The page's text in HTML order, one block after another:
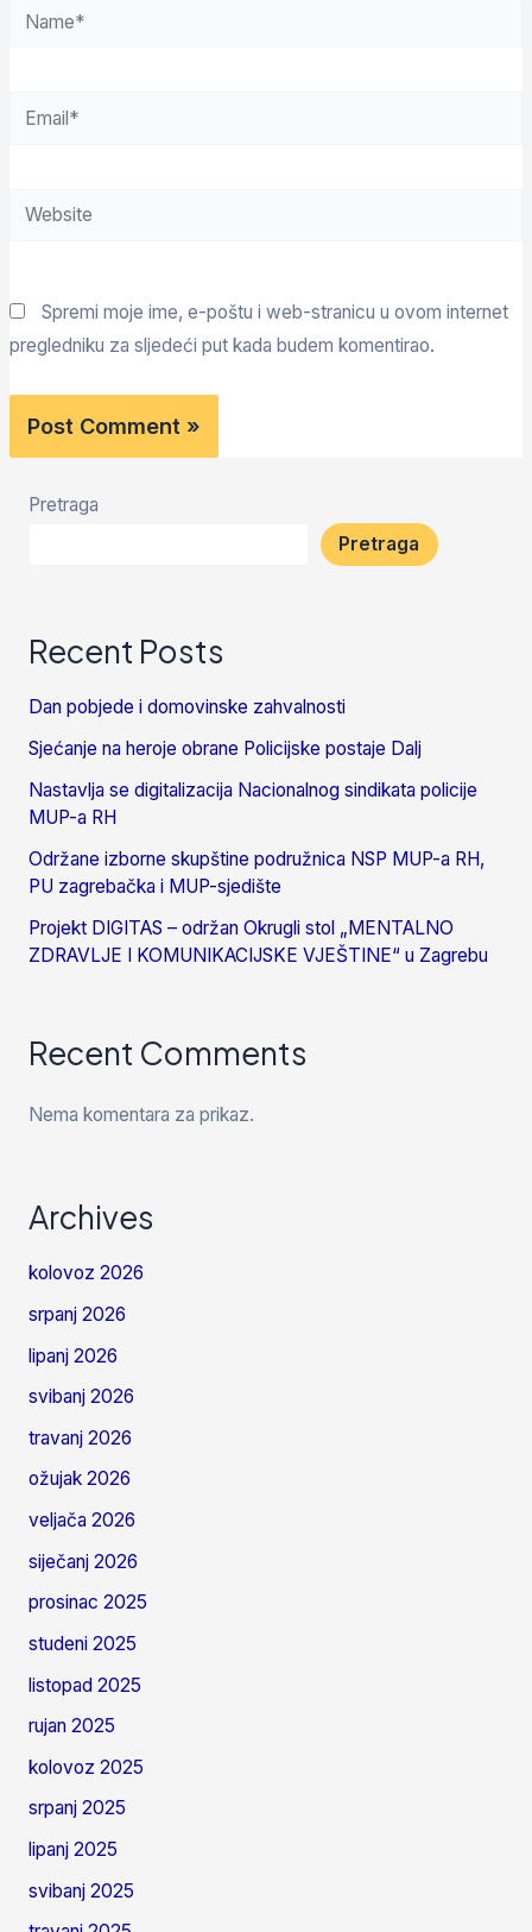
Spremi moje ime, e-poštu i web-stranicu u ovom internet
pregledniku za sljedeći put kada budem komentirao.
Pretraga
Pretraga
Recent Posts
Dan pobjede i domovinske zahvalnosti
Sjećanje na heroje obrane Policijske postaje Dalj
Nastavlja se digitalizacija Nacionalnog sindikata policije
MUP-a RH
Održane izborne skupštine podružnica NSP MUP-a RH,
PU zagrebačka i MUP-sjedište
Projekt DIGITAS – održan Okrugli stol „MENTALNO
ZDRAVLJE I KOMUNIKACIJSKE VJEŠTINE“ u Zagrebu
Recent Comments
Nema komentara za prikaz.
Archives
kolovoz 2026
srpanj 2026
lipanj 2026
svibanj 2026
travanj 2026
ožujak 2026
veljača 2026
siječanj 2026
prosinac 2025
studeni 2025
listopad 2025
rujan 2025
kolovoz 2025
srpanj 2025
lipanj 2025
svibanj 2025